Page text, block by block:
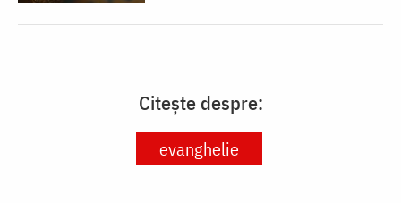
Citește despre:
evanghelie